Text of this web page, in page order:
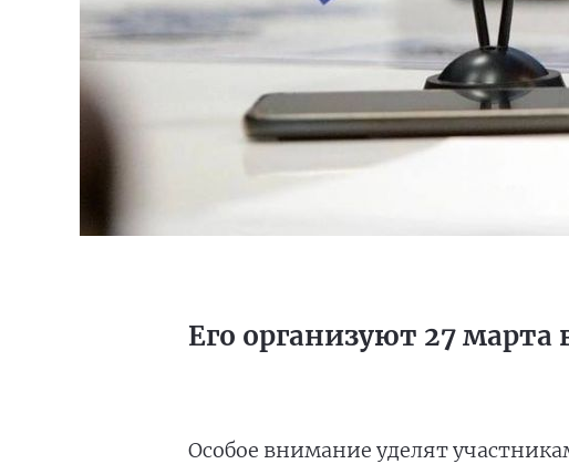
Его организуют 27
Особое внимание уделят